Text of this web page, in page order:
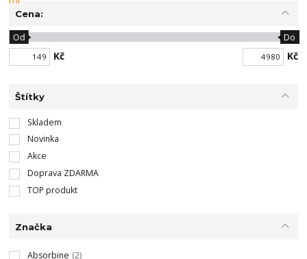
Cena:
Kč
Od Do
Kč
Štítky
Skladem
Novinka
Akce
Doprava ZDARMA
TOP produkt
Značka
Absorbine (2)